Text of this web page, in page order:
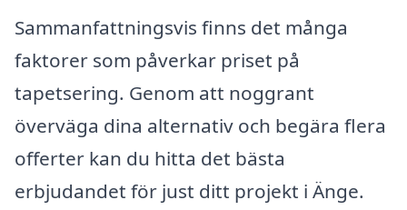
Sammanfattningsvis finns det många
faktorer som påverkar priset på
tapetsering. Genom att noggrant
överväga dina alternativ och begära flera
offerter kan du hitta det bästa
erbjudandet för just ditt projekt i Änge.